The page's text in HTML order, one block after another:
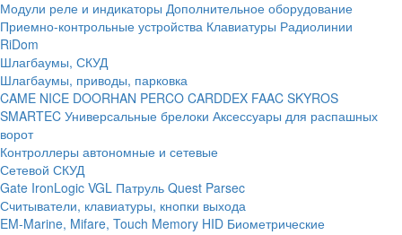
Модули реле и индикаторы Дополнительное оборудование
Приемно-контрольные устройства Клавиатуры Радиолинии
RiDom
Шлагбаумы, СКУД
Шлагбаумы, приводы, парковка
CAME NICE DOORHAN PERCO CARDDEX FAAC SKYROS
SMARTEC Универсальные брелоки Аксессуары для распашных
ворот
Контроллеры автономные и сетевые
Сетевой СКУД
Gate IronLogic VGL Патруль Quest Parsec
Считыватели, клавиатуры, кнопки выхода
EM-Marine, Mifare, Touch Memory HID Биометрические